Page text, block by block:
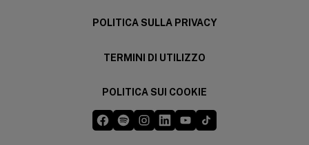
POLITICA SULLA PRIVACY
TERMINI DI UTILIZZO
POLITICA SUI COOKIE
Five Guys su Facebook
Five Guys su Spotify
Five Guys su Instagram
Five Guys su LinkedIn
Five Guys su YouTube
Five Guys su TikTok